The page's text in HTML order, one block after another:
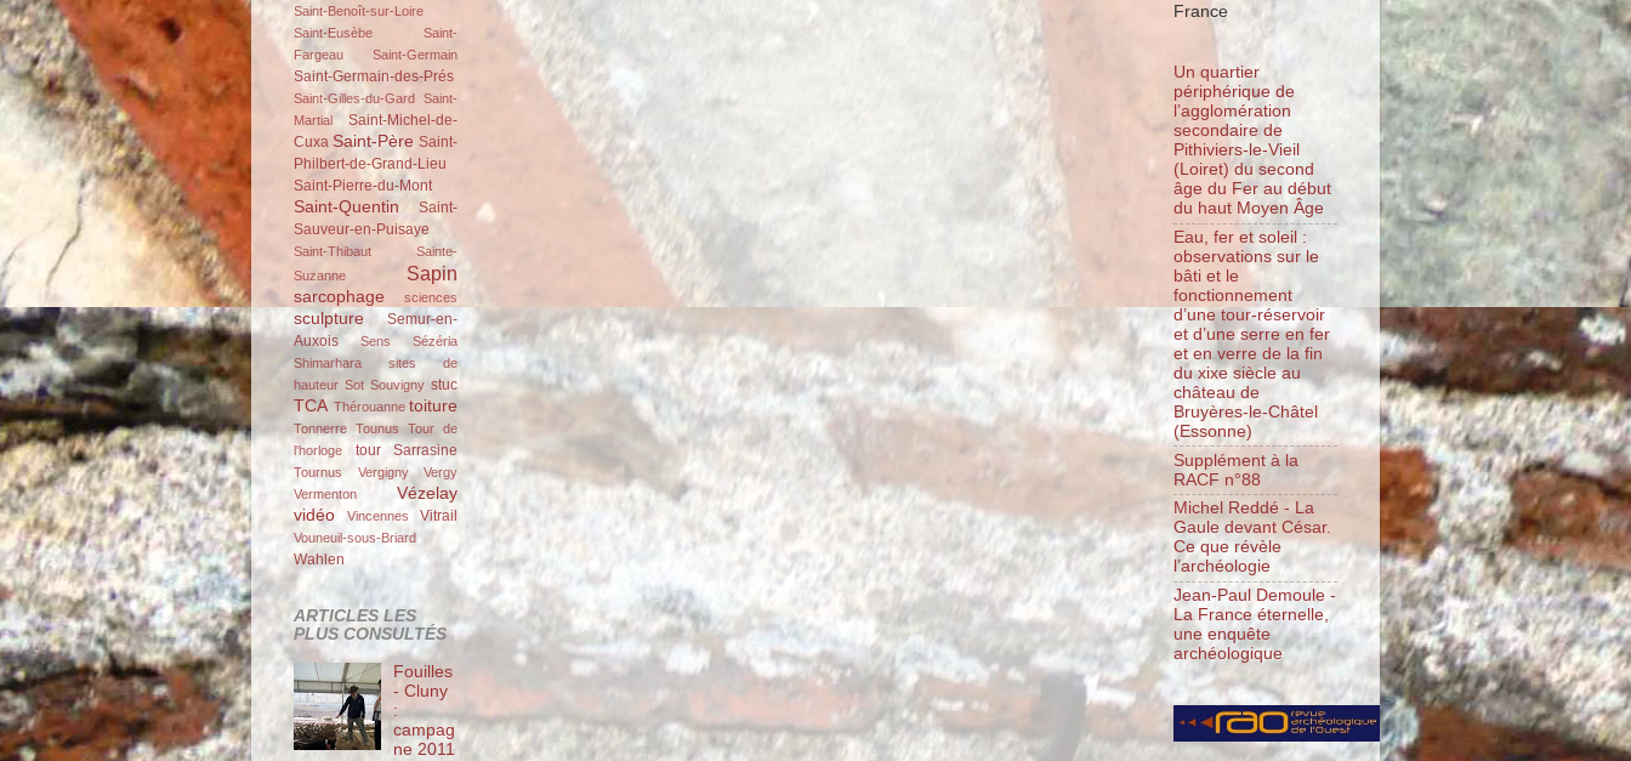
Saint-Benoît-sur-Loire
Saint-Eusèbe
Saint-
Fargeau
Saint-Germain
Saint-Germain-des-Prés
Saint-Gilles-du-Gard Saint-
Martial
Saint-Michel-de-
Cuxa Saint-Père Saint-
Philbert-de-Grand-Lieu
Saint-Pierre-du-Mont
Saint-Quentin
Saint-
Sauveur-en-Puisaye
Saint-Thibaut
Sainte-
Suzanne
Sapin
sarcophage sciences
sculpture
Semur-en-
Auxois
Sens
Sézéria
Shimarhara
sites de
hauteur Sot Souvigny stuc
TCA Thérouanne toiture
Tonnerre Tounus Tour de
l'horloge
tour Sarrasine
Tournus Vergigny
Vergy
Vermenton
Vézelay
vidéo
Vincennes Vitrail
Vouneuil-sous-Briard
Wahlen
ARTICLES LES
PLUS CONSULTÉS
Fouilles
- Cluny
:
campag
ne 2011
France
Un quartier
périphérique de
l’agglomération
secondaire de
Pithiviers-le-Vieil
(Loiret) du second
âge du Fer au début
du haut Moyen Âge
Eau, fer et soleil :
observations sur le
bâti et le
fonctionnement
d’une tour-réservoir
et d’une serre en fer
et en verre de la fin
du xixe siècle au
château de
Bruyères-le-Châtel
(Essonne)
Supplément à la
RACF n°88
Michel Reddé - La
Gaule devant César.
Ce que révèle
l’archéologie
Jean-Paul Demoule -
La France éternelle,
une enquête
archéologique